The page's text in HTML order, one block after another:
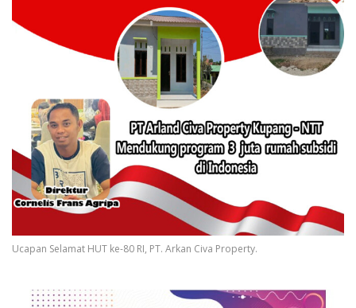
Ucapan Selamat HUT ke-80 RI, PT. Arkan Civa Property.